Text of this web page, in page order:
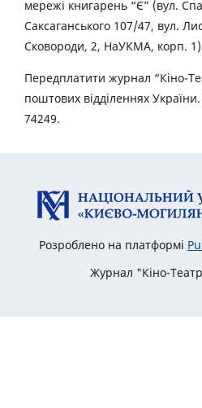
мережі книгарень “Є” (вул.
Саксаганського 107/47, вул.
Сковороди, 2, НаУКМА, корп.
Передплатити журнал “Кіно-
поштових відділеннях
74249.
Розроблено на платформі
Журнал "Кіно-